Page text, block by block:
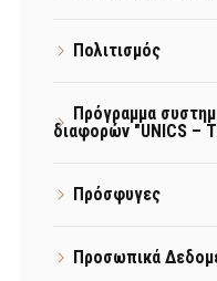
Πολιτισμός
Πρόγραμμα
διαφορών "UNICS –
Πρόσφυγες
Προσωπικά